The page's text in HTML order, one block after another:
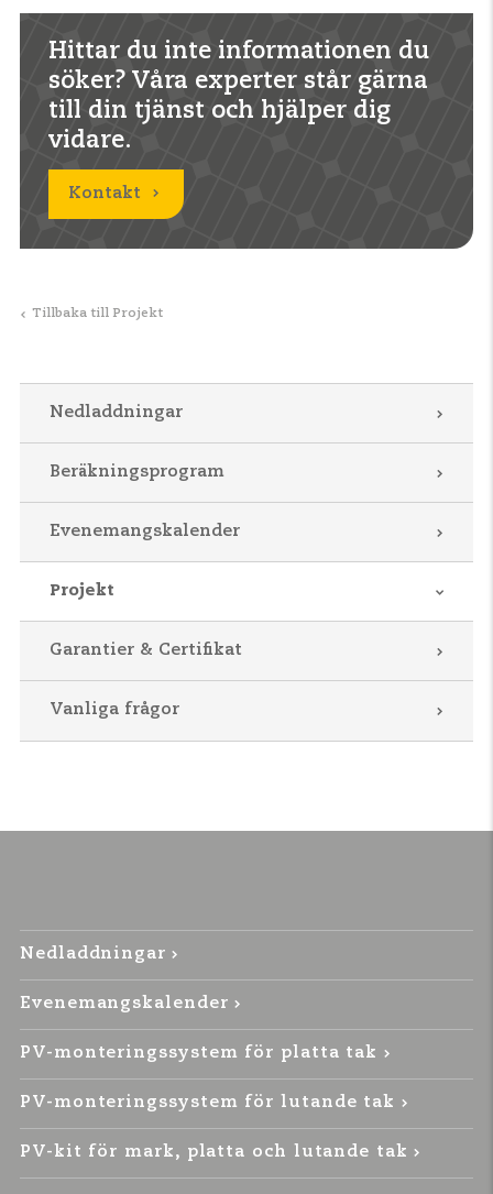
Hittar du inte informationen du
söker? Våra experter står gärna
till din tjänst och hjälper dig
vidare.
Kontakt
Tillbaka till Projekt
Nedladdningar
Beräkningsprogram
Evenemangskalender
Projekt
Garantier & Certifikat
Vanliga frågor
Nedladdningar
Evenemangskalender
PV-monteringssystem för platta tak
PV-monteringssystem för lutande tak
PV-kit för mark, platta och lutande tak